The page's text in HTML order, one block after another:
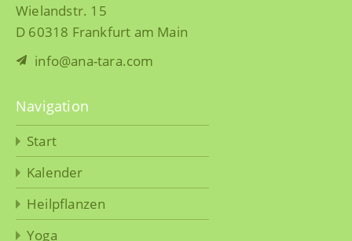
Wielandstr. 15
D 60318 Frankfurt am Main
info@ana-tara.com
Navigation
Start
Kalender
Heilpflanzen
Yoga